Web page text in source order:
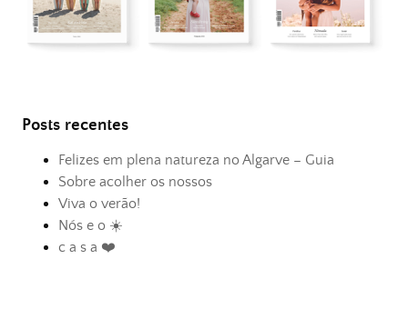
Posts recentes
Felizes em plena natureza no Algarve – Guia
Sobre acolher os nossos
Viva o verão!
Nós e o ☀️
c a s a ❤️